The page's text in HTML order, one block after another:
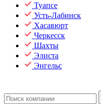
Туапсе
Усть-Лабинск
Хасавюрт
Черкесск
Шахты
Элиста
Энгельс